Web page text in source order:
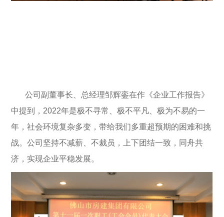
公司副董事长、总经理邹辉銮在作《企业工作报告》
中提到，2022年是极不寻常、极不平凡、极为不易的一
年，社会环境复杂多变，带给我们多重超预期的困难和挑
战。公司坚持不减薪、不裁员，上下团结一致，同舟共
济，实现企业平稳发展。